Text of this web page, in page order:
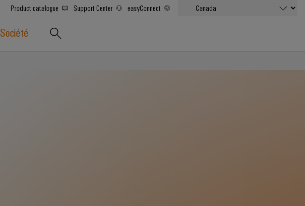
Product catalogue Support Center easyConnect
Société